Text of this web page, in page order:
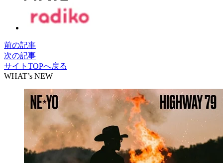
前の記事
次の記事
サイトTOPへ戻る
WHAT’s NEW